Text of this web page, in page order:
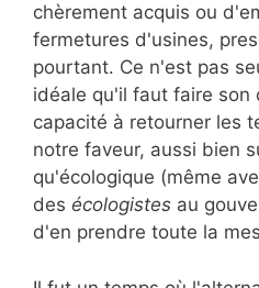
chèrement acquis ou
fermetures d'usines,
pourtant. Ce n'est pas
idéale qu'il faut faire son
capacité à retourner les
notre faveur, aussi bien
qu'écologique (même
des écologistes au
d'en prendre toute la